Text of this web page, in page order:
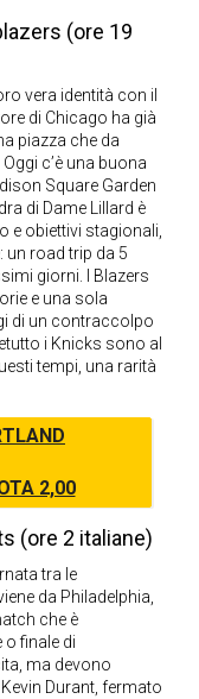
(ore 19
vera identità con il
di Chicago ha già
piazza che da
c’è una buona
Square Garden
di Dame Lillard è
e obiettivi stagionali,
un road trip da 5
giorni. I Blazers
e una sola
di un contraccolpo
i Knicks sono al
tempi, una rarità
2,00
(ore 2 italiane)
tra le
da Philadelphia,
che è
finale di
ma devono
Durant, fermato